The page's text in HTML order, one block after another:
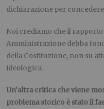
dichiarazione per
Noi crediamo che il
Amministrazione debba
della Costituzione, non su
ideologica.
Un’altra critica che viene
problema storico è stato il